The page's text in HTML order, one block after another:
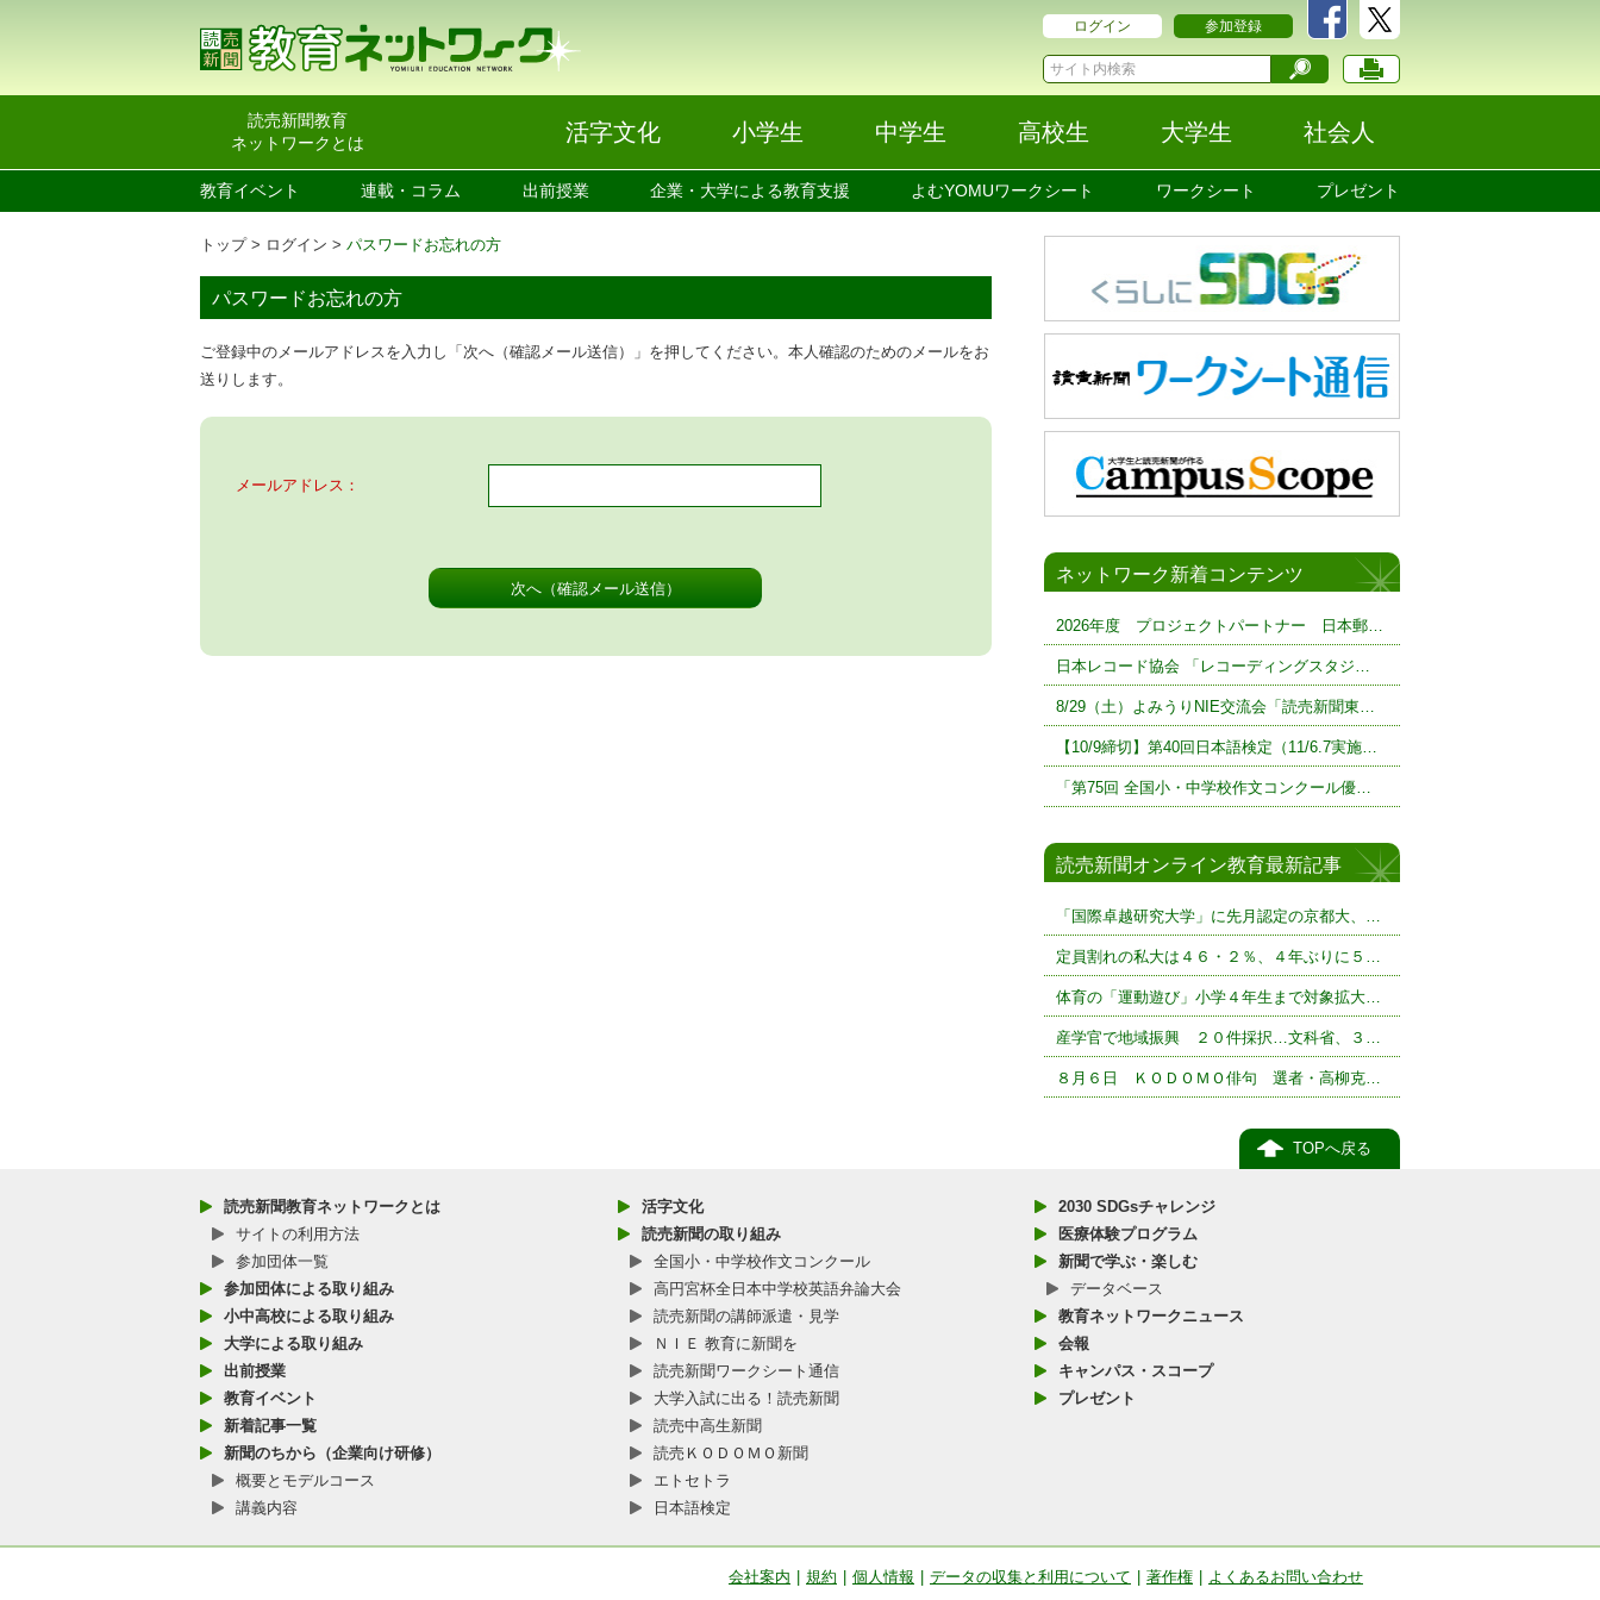
ログイン 参加登録
読売新聞教育
ネットワークとは
活字文化 小学生 中学生 高校生 大学生 社会人
教育イベント 連載・コラム 出前授業 企業・大学による教育支援 よむYOMUワークシート ワークシート プレゼント
トップ ログイン パスワードお忘れの方
パスワードお忘れの方
ご登録中のメールアドレスを入力し「次へ（確認メール送信）」を押してください。本人確認のためのメールをお
送りします。
メールアドレス：
ネットワーク新着コンテンツ
2026年度 プロジェクトパートナー 日本郵…
日本レコード協会 「レコーディングスタジ…
8/29（土）よみうりNIE交流会「読売新聞東…
【10/9締切】第40回日本語検定（11/6.7実施…
「第75回 全国小・中学校作文コンクール優…
読売新聞オンライン教育最新記事
「国際卓越研究大学」に先月認定の京都大、…
定員割れの私大は４６・２％、４年ぶりに５…
体育の「運動遊び」小学４年生まで対象拡大…
産学官で地域振興 ２０件採択…文科省、３…
８月６日 ＫＯＤＯＭＯ俳句 選者・高柳克…
TOPへ戻る
読売新聞教育ネットワークとは
サイトの利用方法
参加団体一覧
参加団体による取り組み
小中高校による取り組み
大学による取り組み
出前授業
教育イベント
新着記事一覧
新聞のちから（企業向け研修）
概要とモデルコース
講義内容
活字文化
読売新聞の取り組み
全国小・中学校作文コンクール
高円宮杯全日本中学校英語弁論大会
読売新聞の講師派遣・見学
ＮＩＥ 教育に新聞を
読売新聞ワークシート通信
大学入試に出る！読売新聞
読売中高生新聞
読売ＫＯＤＯＭＯ新聞
エトセトラ
日本語検定
2030 SDGsチャレンジ
医療体験プログラム
新聞で学ぶ・楽しむ
データベース
教育ネットワークニュース
会報
キャンパス・スコープ
プレゼント
会社案内 | 規約 | 個人情報 | データの収集と利用について | 著作権 | よくあるお問い合わせ